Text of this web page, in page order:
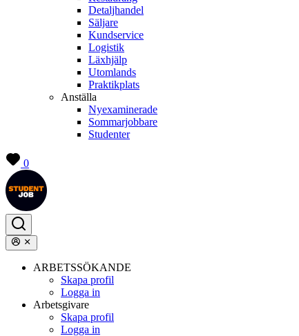
Detaljhandel
Säljare
Kundservice
Logistik
Läxhjälp
Utomlands
Praktikplats
Anställa
Nyexaminerade
Sommarjobbare
Studenter
0
ARBETSSÖKANDE
Skapa profil
Logga in
Arbetsgivare
Skapa profil
Logga in